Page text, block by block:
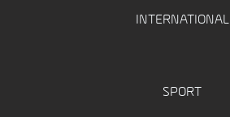
INTERNATIONAL
SPORT